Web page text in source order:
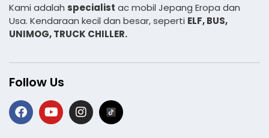
Kami adalah specialist ac mobil Jepang Eropa dan
Usa. Kendaraan kecil dan besar, seperti ELF, BUS,
UNIMOG, TRUCK CHILLER.
Follow Us